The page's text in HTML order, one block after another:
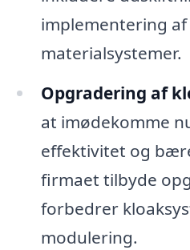
implementering
materialsystemer.
Opgradering af
at imødekomme
effektivitet og
firmaet tilbyde
forbedrer
modulering.